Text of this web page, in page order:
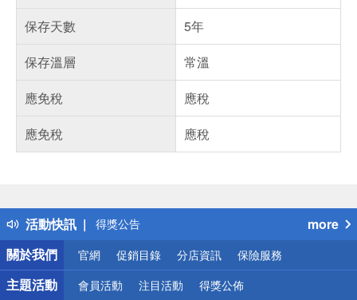
保存天數
5年
保存溫層
常溫
應免稅
應稅
應免稅
應稅
活動快訊
得獎公告
熱門話題
銀行優惠
偏遠地區配送
詐騙網頁！請小心！
more
關於我們
官網 促銷目錄 分店資訊 保險服務
主題活動 會員活動 注目活動 得獎公佈